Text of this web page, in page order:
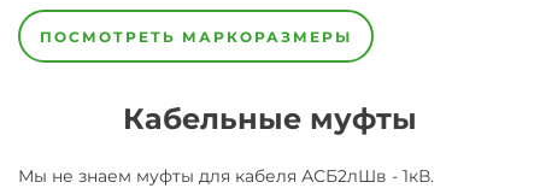
3х35+1х16
- 1кВ
3х35
-
1кВ
3х50+1х25
- 1кВ
3х50
- 1кВ
3х70+1х35
- 1кВ
3х70
- 1кВ
3х95+1х50
- 1кВ
3х95
- 1кВ
4х120
- 1кВ
4х150
- 1кВ
4х185
- 1кВ
4х240
- 1кВ
4х50
- 1кВ
4х70
- 1кВ
4х95
- 1кВПОСМОТРЕТЬ МАРКОРАЗМЕРЫ
Кабельные муфты
Мы не знаем муфты для кабеля АСБ2лШв - 1кВ.